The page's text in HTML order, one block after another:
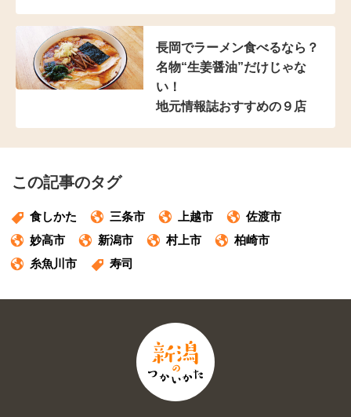
長岡でラーメン食べるなら？
名物“生姜醤油”だけじゃな
い！
地元情報誌おすすめの９店
この記事のタグ
食しかた 三条市 上越市
佐渡市
妙高市
新潟市 村上市
柏崎市
糸魚川市
寿司